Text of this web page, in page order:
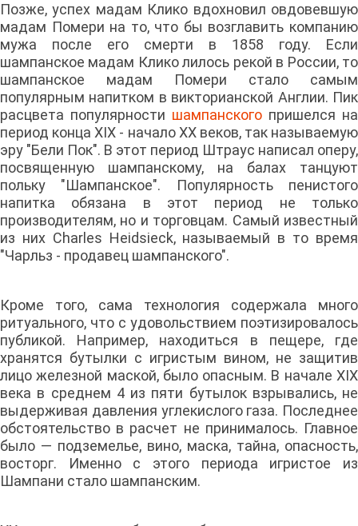
Позже, успех мадам Клико вдохновил овдовевшую
мадам Помери на то, что бы возглавить компанию
мужа после его смерти в 1858 году. Если
шампанское мадам Клико лилось рекой в России, то
шампанское мадам Помери стало самым
популярным напитком в викторианской Англии. Пик
расцвета популярности шампанского пришелся на
период конца XIX - начало XX веков, так называемую
эру "Бели Пок". В этот период Штраус написал оперу,
посвященную шампанскому, на балах танцуют
польку "Шампанское". Популярность пенистого
напитка обязана в этот период не только
производителям, но и торговцам. Самый известный
из них Charles Heidsieck, называемый в то время
"Чарльз - продавец шампанского".
Кроме того, сама технология содержала много
ритуального, что с удовольствием поэтизировалось
публикой. Например, находиться в пещере, где
хранятся бутылки с игристым вином, не защитив
лицо железной маской, было опасным. В начале XIX
века в среднем 4 из пяти бутылок взрывались, не
выдерживая давления углекислого газа. Последнее
обстоятельство в расчет не принималось. Главное
было — подземелье, вино, маска, тайна, опасность,
восторг. Именно с этого периода игристое из
Шампани стало шампанским.